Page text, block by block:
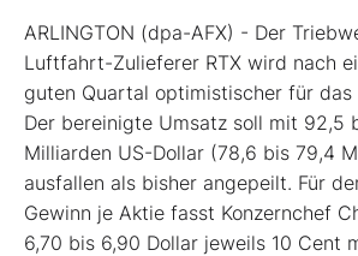
ARLINGTON (dpa-AFX) - Der
Luftfahrt-Zulieferer RTX wird nach
guten Quartal optimistischer für das
Der bereinigte Umsatz soll mit 92,5
Milliarden US-Dollar (78,6 bis 79,4
ausfallen als bisher angepeilt. Für
Gewinn je Aktie fasst Konzernchef
6,70 bis 6,90 Dollar jeweils 10 Cent